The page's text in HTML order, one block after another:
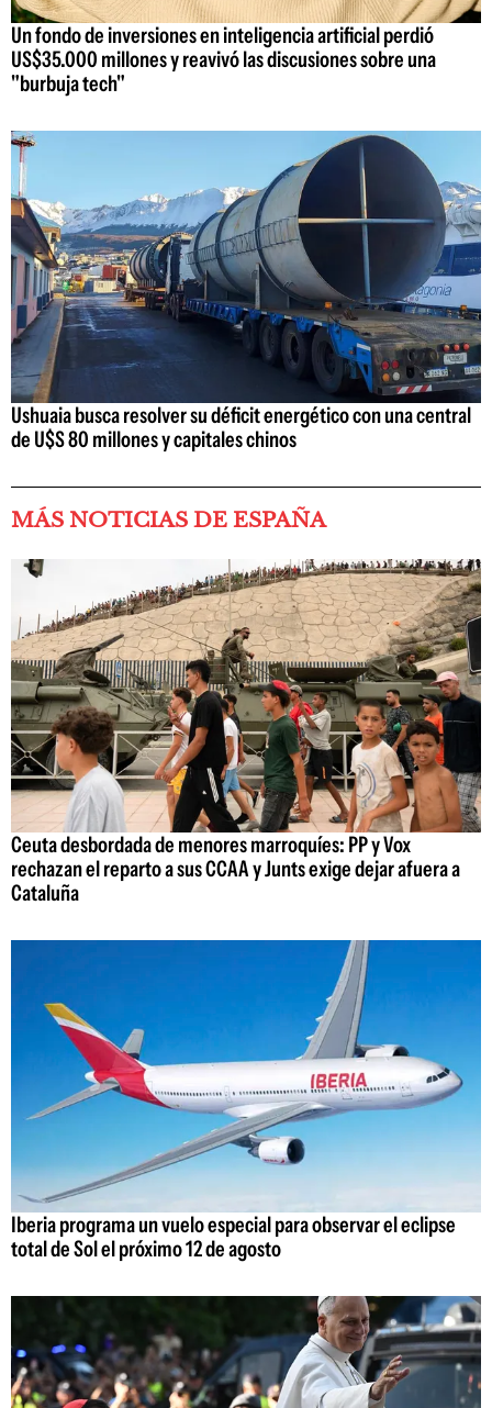
Un fondo de inversiones en inteligencia artificial perdió
US$35.000 millones y reavivó las discusiones sobre una
"burbuja tech"
Ushuaia busca resolver su déficit energético con una central
de U$S 80 millones y capitales chinos
MÁS NOTICIAS DE ESPAÑA
Ceuta desbordada de menores marroquíes: PP y Vox
rechazan el reparto a sus CCAA y Junts exige dejar afuera a
Cataluña
Iberia programa un vuelo especial para observar el eclipse
total de Sol el próximo 12 de agosto